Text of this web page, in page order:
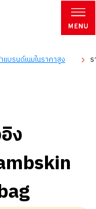
บรนด์เนมในราคาสูง
ง